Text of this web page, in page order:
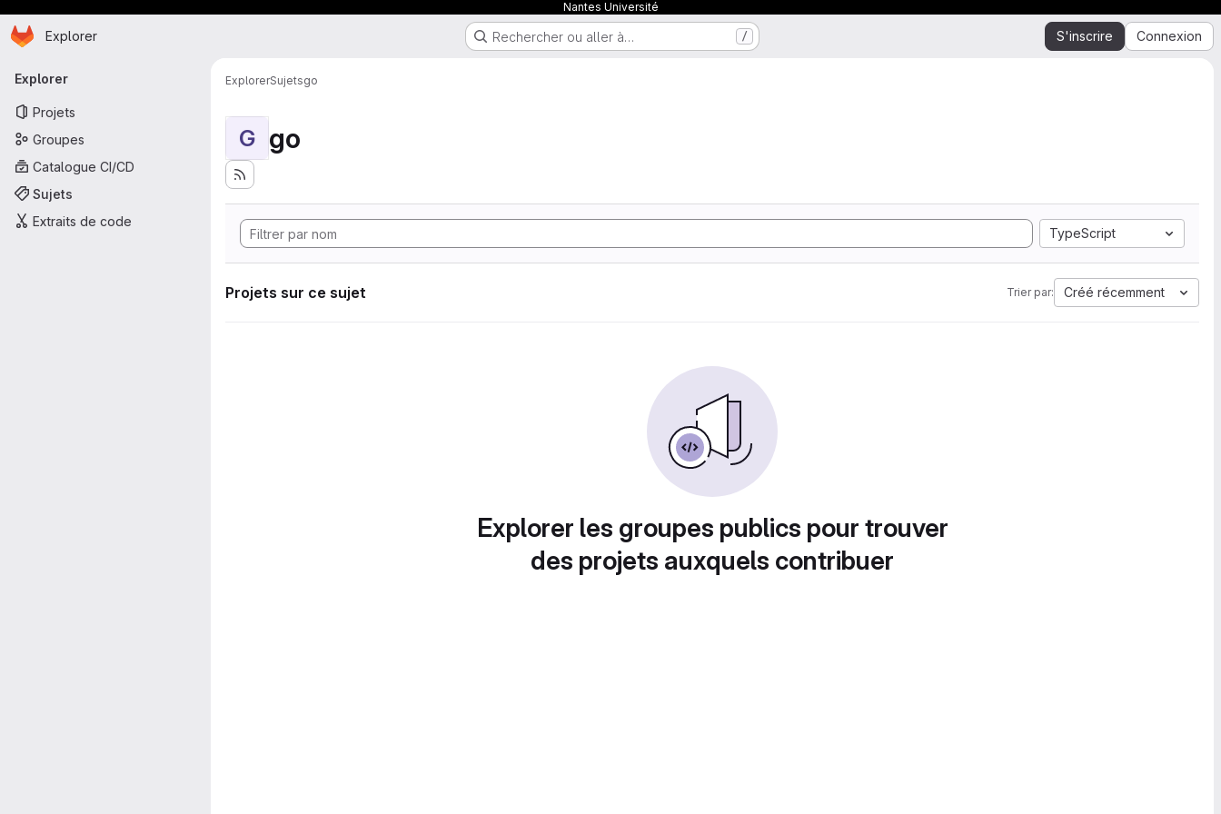
Nantes Université
Passer au contenu principal
Page d'accueil
Explorer Rechercher ou aller à… / S'inscrire Connexion
Navigation principale
Explorer
Projets
Groupes
Catalogue CI/CD
Sujets
Extraits de code
ExplorerSujetsgo
G go
TypeScript
Projets sur ce sujet Trier par: Créé récemment
Explorer les groupes publics pour trouver
des projets auxquels contribuer